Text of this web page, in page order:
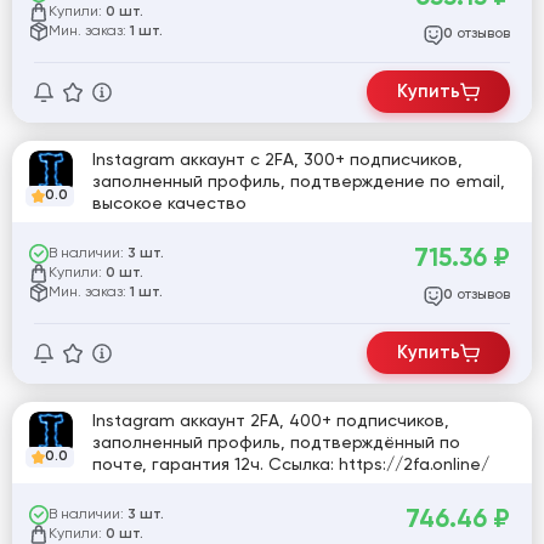
Купили: 0 шт.
Мин. заказ: 1 шт. 0 отзывов
Купить
0.0
Instagram аккаунт с 2FA, 300+ подписчиков,
заполненный профиль, подтверждение по email,
высокое качество
В наличии: 3 шт.
Купили: 0 шт.
Мин. заказ: 1 шт.
715.36 ₽
0 отзывов
Купить
0.0
Instagram аккаунт 2FA, 400+ подписчиков,
заполненный профиль, подтверждённый по
почте, гарантия 12ч. Ссылка: https://2fa.online/
В наличии: 3 шт.
Купили: 0 шт.
746.46 ₽